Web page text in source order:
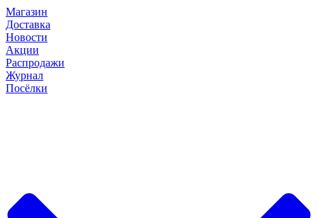
Магазин
Доставка
Новости
Акции
Распродажи
Журнал
Посёлки